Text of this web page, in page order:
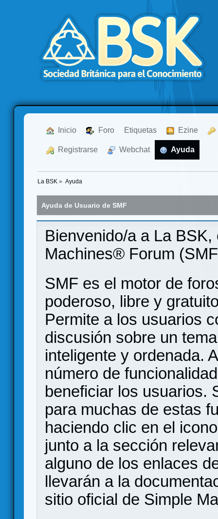
Inicio Foro Etiquetas Ezine
Registrarse Webchat Ayuda
La BSK » Ayuda
Ayuda de Usuario de SMF
Bienvenido/a a La
Machines® Forum
SMF es el motor de
poderoso, libre y
Permite a los usuarios
discusión sobre un
inteligente y ordenada.
número de
beneficiar los usuarios.
para muchas de estas
haciendo clic en el
junto a la sección
alguno de los enlaces
llevarán a la
sitio oficial de Simple